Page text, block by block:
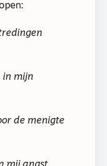
in mijn
de menigte